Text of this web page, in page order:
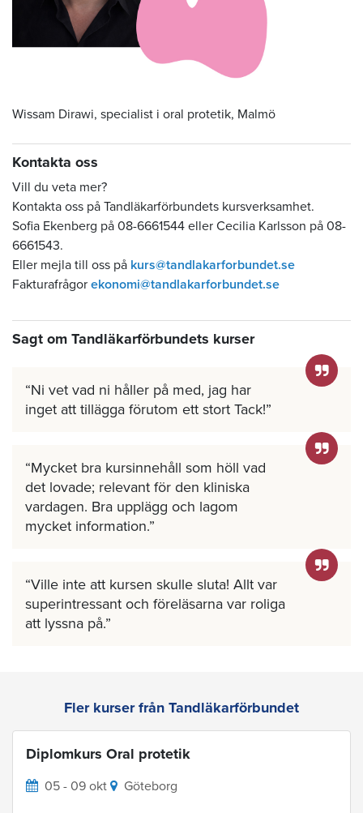
Wissam Dirawi, specialist i oral protetik, Malmö
Kontakta oss
Vill du veta mer?
Kontakta oss på Tandläkarförbundets kursverksamhet.
Sofia Ekenberg på 08-6661544 eller Cecilia Karlsson på 08-
6661543.
Eller mejla till oss på kurs@tandlakarforbundet.se
Fakturafrågor ekonomi@tandlakarforbundet.se
Sagt om Tandläkarförbundets kurser
Ni vet vad ni håller på med, jag har
inget att tillägga förutom ett stort Tack!
Mycket bra kursinnehåll som höll vad
det lovade; relevant för den kliniska
vardagen. Bra upplägg och lagom
mycket information.
Ville inte att kursen skulle sluta! Allt var
superintressant och föreläsarna var roliga
att lyssna på.
Fler kurser från Tandläkarförbundet
Diplomkurs Oral protetik
05 - 09 okt Göteborg